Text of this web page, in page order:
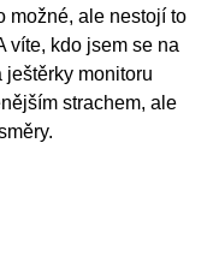
možné, ale nestojí to
víte, kdo jsem se na
monitoru
strachem, ale